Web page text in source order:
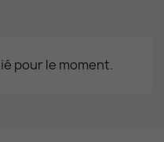
pour le moment.